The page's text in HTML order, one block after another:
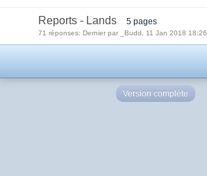
Reports - Lands 5 pages
71 réponses: Dernier par _Budd, 11 Jan 2018 18:26
Version complète